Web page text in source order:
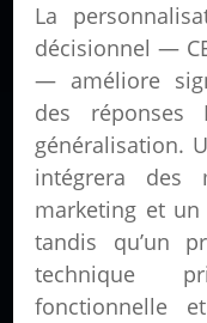
La
décisionnel —
— améliore
des
généralisation.
intégrera des
marketing et
tandis qu’un
technique
fonctionnelle